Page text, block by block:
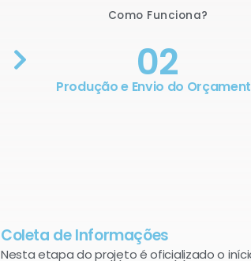
Como Funciona?
02
Produção e Envio do
Coleta de Informações
Nesta etapa do projeto é oficializado o